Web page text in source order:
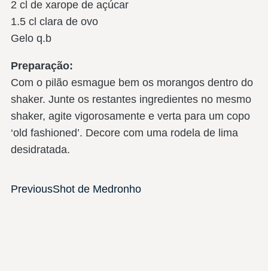
2 cl de xarope de açúcar
1.5 cl clara de ovo
Gelo q.b
Preparação:
Com o pilão esmague bem os morangos dentro do
shaker. Junte os restantes ingredientes no mesmo
shaker, agite vigorosamente e verta para um copo
‘old fashioned’. Decore com uma rodela de lima
desidratada.
PreviousShot de Medronho